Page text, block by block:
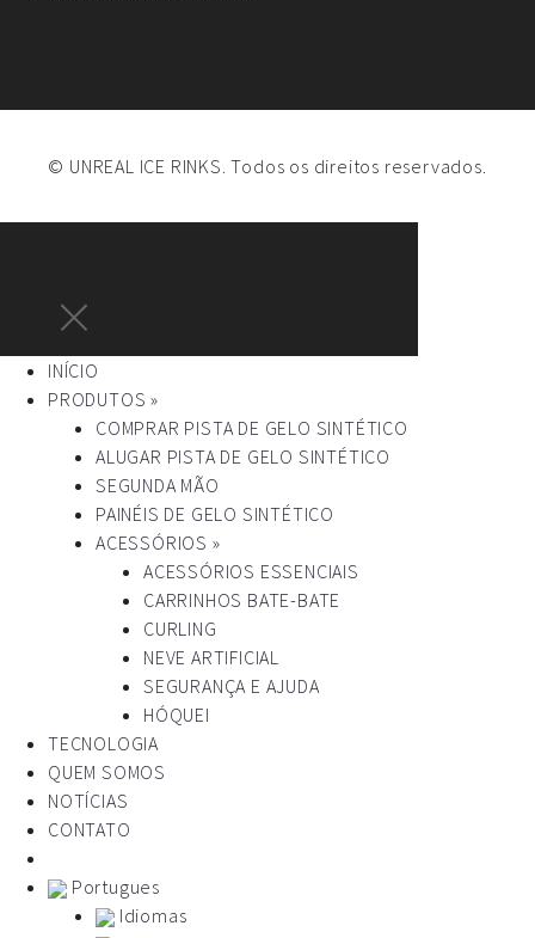
© UNREAL ICE RINKS. Todos os direitos reservados.
INÍCIO
PRODUTOS »
COMPRAR PISTA DE GELO SINTÉTICO
ALUGAR PISTA DE GELO SINTÉTICO
SEGUNDA MÃO
PAINÉIS DE GELO SINTÉTICO
ACESSÓRIOS »
ACESSÓRIOS ESSENCIAIS
CARRINHOS BATE-BATE
CURLING
NEVE ARTIFICIAL
SEGURANÇA E AJUDA
HÓQUEI
TECNOLOGIA
QUEM SOMOS
NOTÍCIAS
CONTATO
Portugues
Idiomas